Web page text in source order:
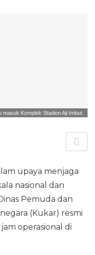
masuk Komplek Stadion Aji Imbut.
upaya menjaga
nasional dan
Pemuda dan
(Kukar) resmi
operasional di